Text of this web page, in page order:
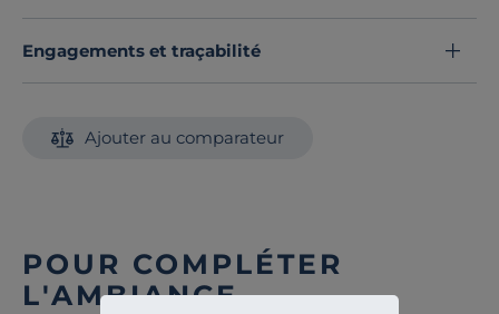
Engagements et traçabilité
Ajouter au comparateur
POUR COMPLÉTER
L'AMBIANCE